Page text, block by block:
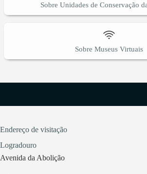
Sobre Unidades de Conservação
Sobre Museus Virtuais
Endereço de visitação
Logradouro
Avenida da Abolição